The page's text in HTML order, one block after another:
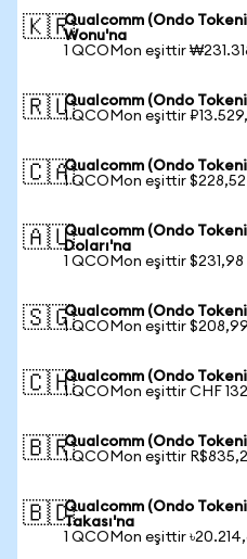
🇰🇷Qualcomm (Ondo
Wonu'na
1 QCOMon eşittir
🇷🇺Qualcomm (Ondo
1 QCOMon eşittir
🇨🇦Qualcomm (Ondo
1 QCOMon eşittir $228,52
🇦🇺Qualcomm (Ondo
Doları'na
1 QCOMon eşittir $231,98
🇸🇬Qualcomm (Ondo
1 QCOMon eşittir $208,99
🇨🇭Qualcomm (Ondo
1 QCOMon eşittir CHF
🇧🇷Qualcomm (Ondo
1 QCOMon eşittir
🇧🇩Qualcomm (Ondo
Takası'na
1 QCOMon eşittir